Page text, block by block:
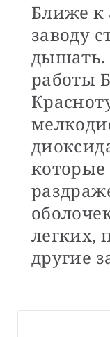
Ближе
заводу
дышать.
работы
легких,
другие